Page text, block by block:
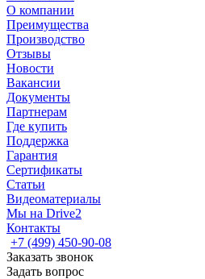
О компании
Преимущества
Производство
Отзывы
Новости
Вакансии
Документы
Партнерам
Где купить
Поддержка
Гарантия
Сертификаты
Статьи
Видеоматериалы
Мы на Drive2
Контакты
+7 (499) 450-90-08
Заказать звонок
Задать вопрос